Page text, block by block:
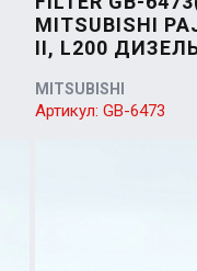
MITSUBISHI
II, L200
MITSUBISHI
Артикул: GB-6473